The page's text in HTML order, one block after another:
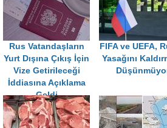
Rus Vatandaşların
Yurt Dışına Çıkış İçin
Vize Getirileceği
İddiasına Açıklama
Geldi
FIFA ve UEFA,
Yasağını